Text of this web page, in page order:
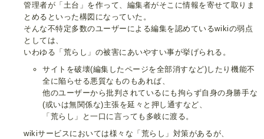
管理者が「土台」を作って、編集者がそこに情報を寄せて取りま
とめるといった構図になっていた。
そんな不特定多数のユーザーによる編集を認めているwikiの弱点
としては、
いわゆる「荒らし」の被害にあいやすい事が挙げられる。
サイトを破壊(編集したページを全部消すなど)したり機能不
全に陥らせる悪質なものもあれば、
他のユーザーから批判されているにも拘らず自身の身勝手な
(或いは無関係な)主張を延々と押し通すなど、
「荒らし」と一口に言っても多岐に渡る。
wikiサービスにおいては様々な「荒らし」対策があるが、